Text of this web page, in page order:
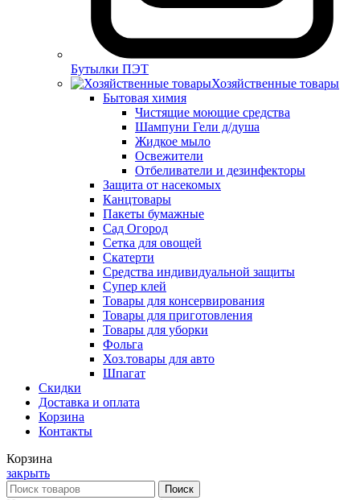
Бутылки ПЭТ
Хозяйственные товары
Бытовая химия
Чистящие моющие средства
Шампуни Гели д/душа
Жидкое мыло
Освежители
Отбеливатели и дезинфекторы
Защита от насекомых
Канцтовары
Пакеты бумажные
Сад Огород
Сетка для овощей
Скатерти
Средства индивидуальной защиты
Супер клей
Товары для консервирования
Товары для приготовления
Товары для уборки
Фольга
Хоз.товары для авто
Шпагат
Скидки
Доставка и оплата
Корзина
Контакты
Корзина
закрыть
Поиск